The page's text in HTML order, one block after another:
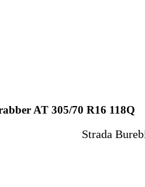
AT 305/70 R16 118Q
Strada